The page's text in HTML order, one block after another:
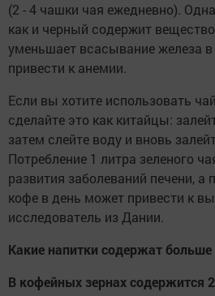
(2 - 4 чашки чая ежедневно).
как и черный содержит
уменьшает всасывание железа
привести к анемии.
Если вы хотите использовать
сделайте это как китайцы:
затем слейте воду и вновь
Потребление 1 литра зеленого
развития заболеваний печени, а
кофе в день может привести к
исследователь из Дании.
Какие напитки содержат
В кофейных зернах содержится